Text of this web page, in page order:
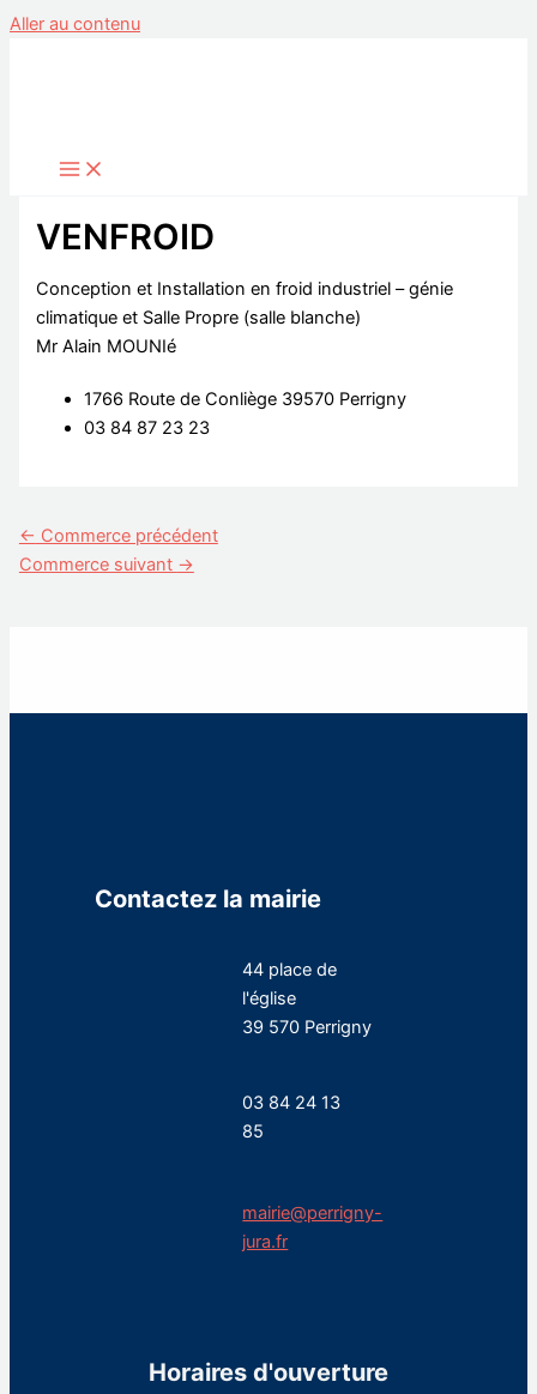
Aller au contenu
VENFROID
Conception et Installation en froid industriel – génie
climatique et Salle Propre (salle blanche)
Mr Alain MOUNIé
1766 Route de Conliège 39570 Perrigny
03 84 87 23 23
← Commerce précédent
Commerce suivant →
Contactez la mairie
44 place de
l'église
39 570 Perrigny
03 84 24 13
85
mairie@perrigny-
jura.fr
Horaires d'ouverture